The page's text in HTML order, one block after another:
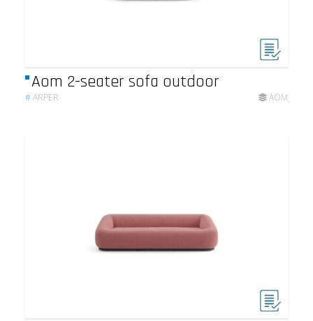
Aom 2-seater sofa outdoor
#ARPER AOM